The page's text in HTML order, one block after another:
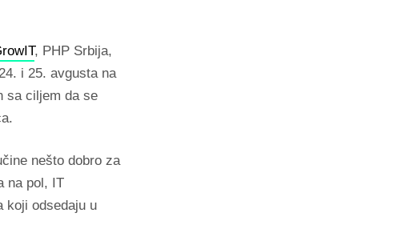
, PHP Srbija,
i 25. avgusta na
sa ciljem da se
nešto dobro za
na pol, IT
koji odsedaju u